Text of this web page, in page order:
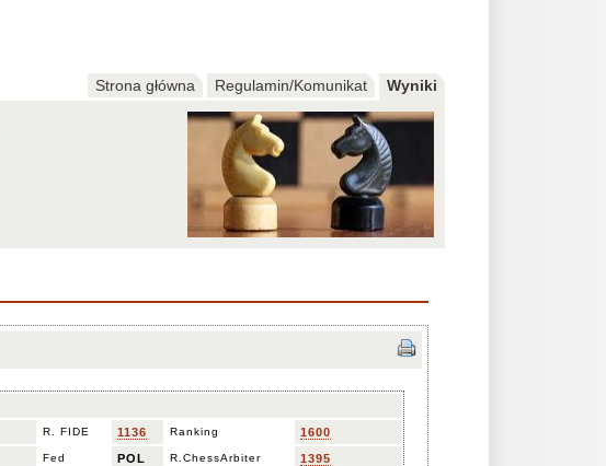
Strona główna Regulamin/Komunikat Wyniki
R. FIDE 1136 Ranking 1600
Fed POL R.ChessArbiter 1395